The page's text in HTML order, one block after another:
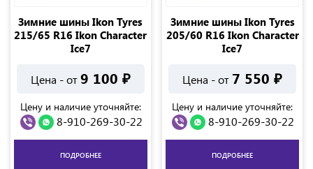
Зимние шины Ikon Tyres
215/65 R16 Ikon Character
Ice7
Цена - от9 100 ₽
Цену и наличие уточняйте:
8-910-269-30-22
ПОДРОБНЕЕ
Зимние шины Ikon Tyres
205/60 R16 Ikon Character
Ice7
Цена - от 7 550 ₽
Цену и наличие уточняйте:
8-910-269-30-22
ПОДРОБНЕЕ